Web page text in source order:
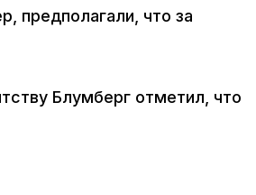
предполагали, что за
Блумберг отметил, что